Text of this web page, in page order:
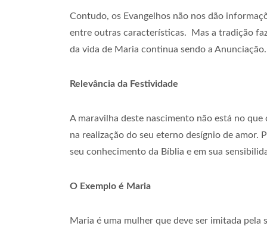
Contudo, os Evangelhos não nos dão
entre outras características. Mas a tradição
da vida de Maria continua sendo a Anunciação.
Relevância da Festividade
A maravilha deste nascimento não está no
na realização do seu eterno desígnio de amor.
seu conhecimento da Bíblia e em sua
O Exemplo é Maria
Maria é uma mulher que deve ser imitada